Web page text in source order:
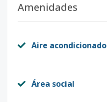
Amenidades
Aire acondicionado
Área social